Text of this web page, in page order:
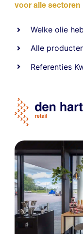
voor alle sectoren
Welke olie
Alle
Referenties